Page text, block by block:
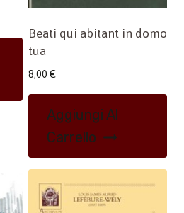
Beati qui abitant in domo
tua
8,00 €
Aggiungi Al
Carrello